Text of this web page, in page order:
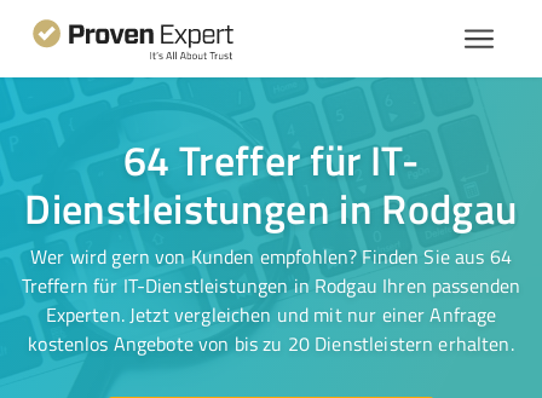
64 Treffer für IT-
Dienstleistungen in Rodgau
Wer wird gern von Kunden empfohlen? Finden Sie aus 64
Treffern für IT-Dienstleistungen in Rodgau Ihren passenden
Experten. Jetzt vergleichen und mit nur einer Anfrage
kostenlos Angebote von bis zu 20 Dienstleistern erhalten.